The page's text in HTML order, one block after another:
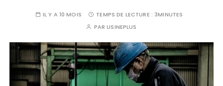
IL Y A 10 MOIS TEMPS DE LECTURE : 3MINUTES
PARUSINEPLUS